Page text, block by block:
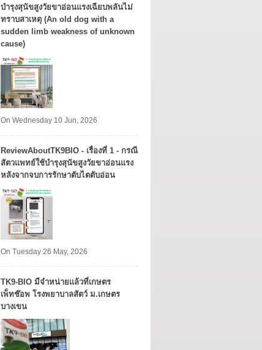
บำรุงสุนัขสูงวัยขาอ่อนแรงเฉียบพลันไม่
ทราบสาเหตุ (An old dog with a
sudden limb weakness of unknown
cause)
On Wednesday 10 Jun, 2026
ReviewAboutTK9BIO - เรื่องที่ 1 - กรณี
สัตวแพทย์ใช้บำรุงสุนัขสูงวัยขาอ่อนแรง
หลังจากจบการรักษาตับไตตับอ่อน
On Tuesday 26 May, 2026
TK9​-BIO มีจำหน่ายแล้วที่เกษตร
เพ็ทช๊อพ โรงพยาบาลสัตว์ ม.เกษตร
บางเขน​